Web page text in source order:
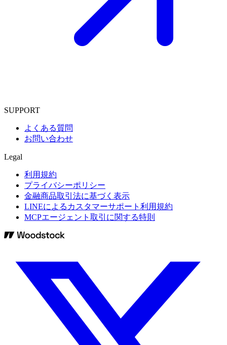
SUPPORT
よくある質問
お問い合わせ
Legal
利用規約
プライバシーポリシー
金融商品取引法に基づく表示
LINEによるカスタマーサポート利用規約
MCPエージェント取引に関する特則